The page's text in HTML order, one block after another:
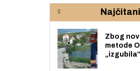
rijeke Krke
Zbog
metode